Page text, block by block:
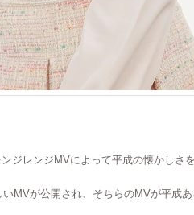
ジレンジMVによって平成の懐かしさを
MVが公開され、そちらのMVが平成